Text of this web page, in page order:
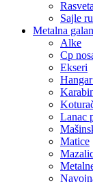
Sajle
Metalna
Alke
Cp
Ekseri
Lanac
Matice